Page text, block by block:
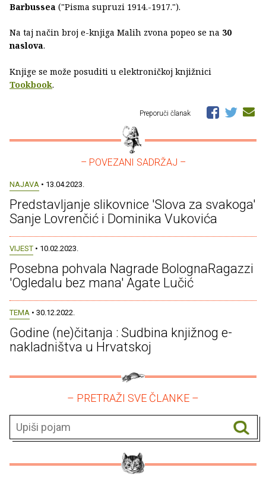
Barbussea ("Pisma supruzi 1914.-1917.").
Na taj način broj e-knjiga Malih zvona popeo se na 30
naslova.
Knjige se može posuditi u elektroničkoj knjižnici
Tookbook.
Preporuči članak
– POVEZANI SADRŽAJ –
NAJAVA • 13.04.2023.
Predstavljanje slikovnice 'Slova za svakoga'
Sanje Lovrenčić i Dominika Vukovića
VIJEST • 10.02.2023.
Posebna pohvala Nagrade BolognaRagazzi
'Ogledalu bez mana' Agate Lučić
TEMA • 30.12.2022.
Godine (ne)čitanja : Sudbina knjižnog e-
nakladništva u Hrvatskoj
– PRETRAŽI SVE ČLANKE –